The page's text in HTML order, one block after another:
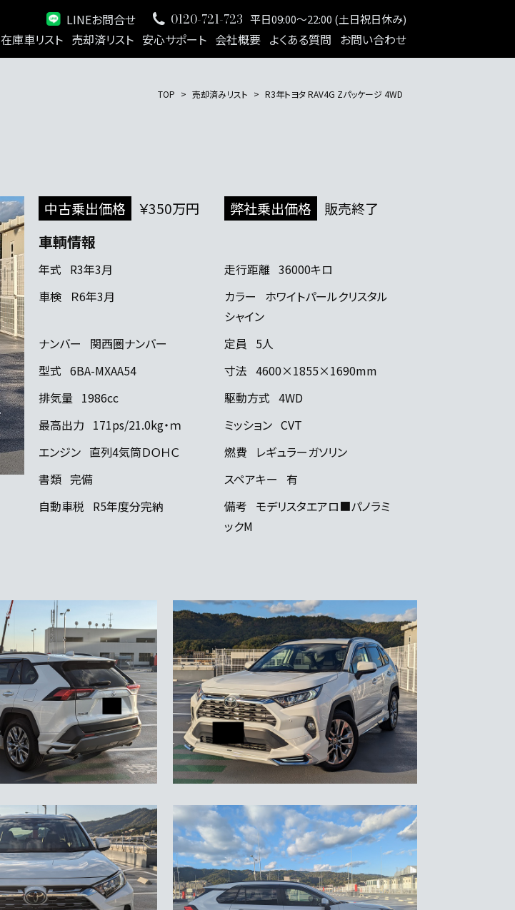
LINEお問合せ 0120-721-723 平日09:00～22:00 (土日祝日休み)
在庫車リスト 売却済リスト 安心サポート 会社概要 よくある質問 お問い合わせ
TOP 売却済みリスト R3年トヨタ RAV4G Zパッケージ 4WD
中古乗出価格 ￥350万円 弊社乗出価格 販売終了
車輌情報
年式 R3年3月 走行距離 36000キロ
車検
Ｒ6年3月 カラー
ホワイトパールクリスタル
シャイン
ナンバー
関西圏ナンバー 定員
5人
型式 6BA-MXAA54 寸法 4600×1855×1690mm
排気量 1986cc 駆動方式 4WD
最高出力 171ps/21.0kg・ｍ ミッション CVT
エンジン 直列4気筒ＤＯＨＣ 燃費
レギュラーガソリン
書類 完備 スペアキー
有
自動車税 R5年度分完納 備考 モデリスタエアロ■パノラミ
ックM